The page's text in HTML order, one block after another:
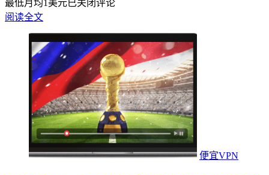
最低月均1美元已关闭评论
阅读全文
便宜VPN